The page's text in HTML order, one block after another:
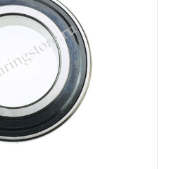
YSA
205-
2FK
подшипник
SKF
взят